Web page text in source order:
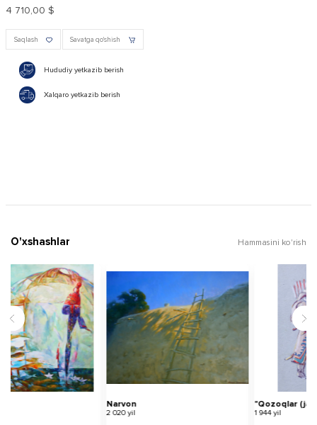
4 710,00 $
Saqlash Savatga qo'shish
Hududiy yetkazib berish
Xalqaro yetkazib berish
O'xshashlar Hammasini ko'rish
"Qozoqlar (jangchilar)". Uyg'ur teatri spektakli uchun kostyumlar eskizi.